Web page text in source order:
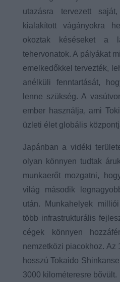
utazásra tervezett
kialakított vágányokra
okoztak késéseket a
tehervonatok. A pályákat
emelkedőkkel tervezték,
anélküli fenntartását,
lenne szükség. A
ember használja, ami
üzleti élet globális
Japánban a vidéki
olyan könnyen tudtak
munkaerőt mozgatni,
világ második
után. Munkahelyek
több infrastrukturális
cégek könnyen
nemzetközi piacokhoz. Az
hosszú Tokaido
3000 kilométeresre bővült.